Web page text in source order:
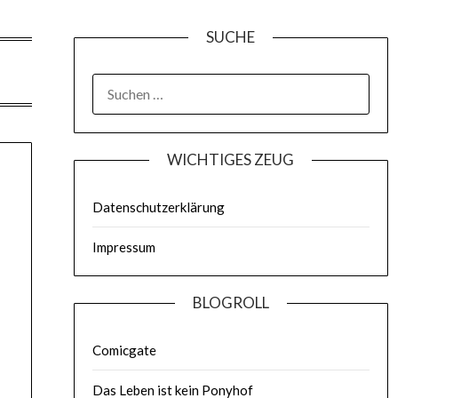
SUCHE
WICHTIGES ZEUG
Datenschutzerklärung
Impressum
BLOGROLL
Comicgate
Das Leben ist kein Ponyhof